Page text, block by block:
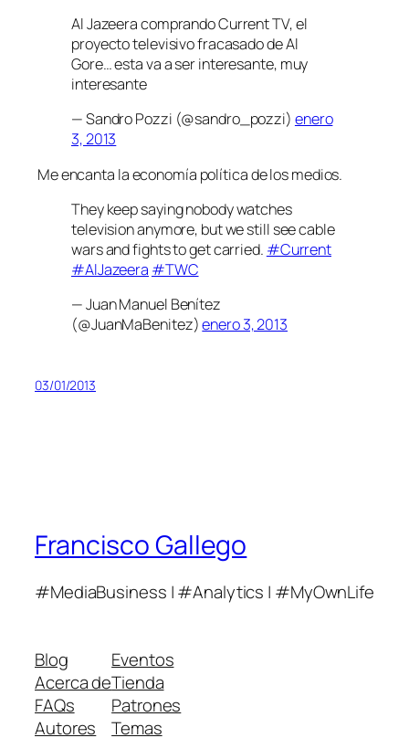
Al Jazeera comprando Current TV, el
proyecto televisivo fracasado de Al
Gore… esta va a ser interesante, muy
interesante
— Sandro Pozzi (@sandro_pozzi) enero
3, 2013
Me encanta la economía política de los medios.
They keep saying nobody watches
television anymore, but we still see cable
wars and fights to get carried. #Current
#AlJazeera #TWC
— Juan Manuel Benítez
(@JuanMaBenitez)enero 3, 2013
03/01/2013
Francisco Gallego
#MediaBusiness | #Analytics | #MyOwnLife
Blog
Acerca de
FAQs
Autores
Eventos
Tienda
Patrones
Temas